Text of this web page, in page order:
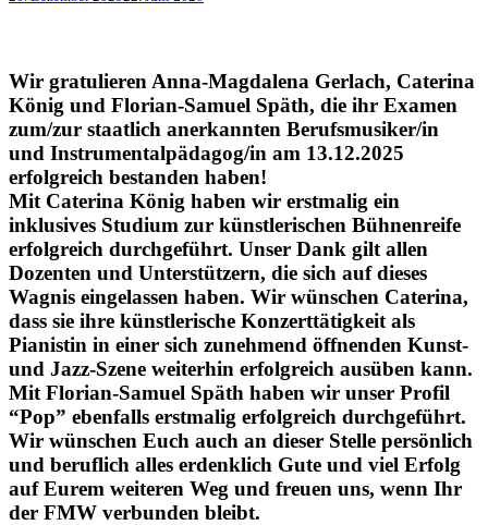
Wir gratulieren Anna-Magdalena Gerlach, Caterina
König und Florian-Samuel Späth, die ihr Examen
zum/zur staatlich anerkannten Berufsmusiker/in
und Instrumentalpädagog/in am 13.12.2025
erfolgreich bestanden haben!
Mit Caterina König haben wir erstmalig ein
inklusives Studium zur künstlerischen Bühnenreife
erfolgreich durchgeführt. Unser Dank gilt allen
Dozenten und Unterstützern, die sich auf dieses
Wagnis eingelassen haben. Wir wünschen Caterina,
dass sie ihre künstlerische Konzerttätigkeit als
Pianistin in einer sich zunehmend öffnenden Kunst-
und Jazz-Szene weiterhin erfolgreich ausüben kann.
Mit Florian-Samuel Späth haben wir unser Profil
“Pop” ebenfalls erstmalig erfolgreich durchgeführt.
Wir wünschen Euch auch an dieser Stelle persönlich
und beruflich alles erdenklich Gute und viel Erfolg
auf Eurem weiteren Weg und freuen uns, wenn Ihr
der FMW verbunden bleibt.